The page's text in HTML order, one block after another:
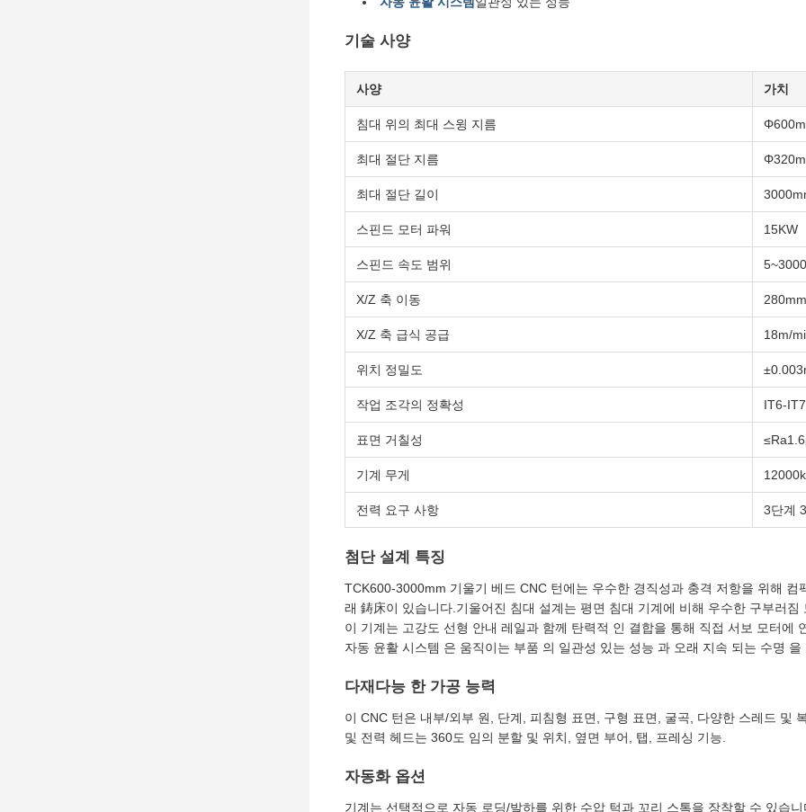
기술 사양
사양 가치
침대 위의 최대 스윙 지름
최대 절단 지름
최대 절단 길이
스핀드 모터 파워 15KW
스핀드 속도 범위
X/Z 축 이동
X/Z 축 급식 공급 18m/
위치 정밀도
작업 조각의 정확성 IT6-IT7
표면 거칠성
기계 무게
전력 요구 사항 3단계
첨단 설계 특징
TCK600-3000mm 기울기 베드 CNC 턴에는 우수한 경직성과 충격 저항을 위해
래 鋳床이 있습니다.기울어진 침대 설계는 평면 침대 기계에 비해 우수한 구부러짐
이 기계는 고강도 선형 안내 레일과 함께 탄력적 인 결합을 통해 직접 서보 모터에
자동 윤활 시스템 은 움직이는 부품 의 일관성 있는 성능 과 오래 지속 되는 수명 을
다재다능 한 가공 능력
이 CNC 턴은 내부/외부 원, 단계, 피침형 표면, 구형 표면, 굴곡, 다양한 스레드 및
및 전력 헤드는 360도 임의 분할 및 위치, 옆면 부어, 탭, 프레싱 기능.
자동화 옵션
기계는 선택적으로 자동 로딩/발하를 위한 수압 턱과 꼬리 스톡을 장착할 수 있습